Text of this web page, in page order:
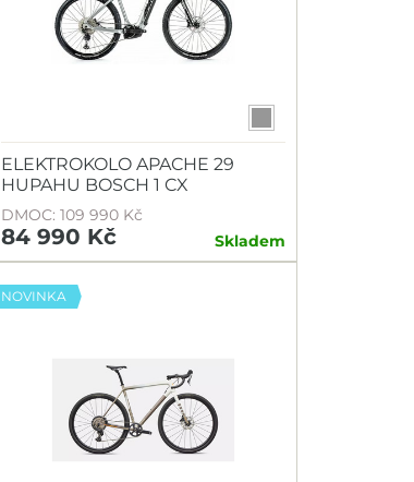
ELEKTROKOLO APACHE 29
HUPAHU BOSCH 1 CX
DMOC: 109 990 Kč
84 990 Kč Skladem
NOVINKA